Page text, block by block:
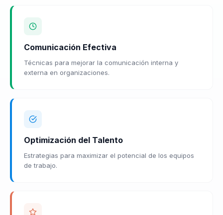
Comunicación Efectiva
Técnicas para mejorar la comunicación interna y
externa en organizaciones.
Optimización del Talento
Estrategias para maximizar el potencial de los equipos
de trabajo.